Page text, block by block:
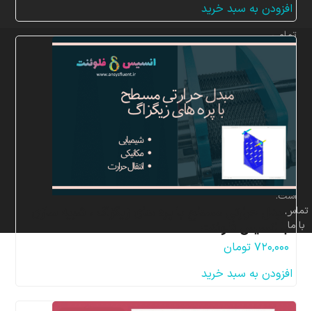
افزودن به سبد خرید
مبدل حرارتی مسطح با پره های زیگزاگ ، شبیه سازی
با انسیس فلوئنت
۷۲۰,۰۰۰ تومان
افزودن به سبد خرید
تمامی
حقوق
شرکت
پردازشگران
صنعت
سیال
سازه
مهر
محفوظ
است.
تماس
با ما